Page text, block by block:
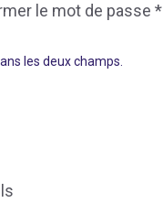
le mot de passe *
les deux champs.